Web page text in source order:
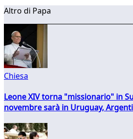
Altro di Papa
Chiesa
Leone XIV torna "missionario" in
novembre sarà in Uruguay,